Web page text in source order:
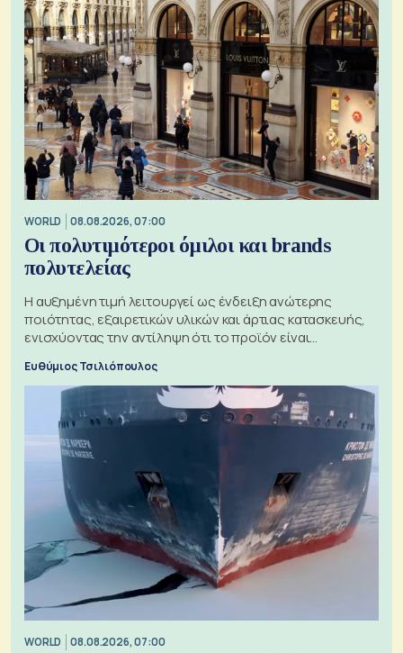
WORLD 08.08.2026, 07:00
Οι πολυτιμότεροι όμιλοι και brands
πολυτελείας
Η αυξημένη τιμή λειτουργεί ως ένδειξη ανώτερης
ποιότητας, εξαιρετικών υλικών και άρτιας κατασκευής,
ενισχύοντας την αντίληψη ότι το προϊόν είναι
Ευθύμιος Τσιλιόπουλος
WORLD 08.08.2026, 07:00